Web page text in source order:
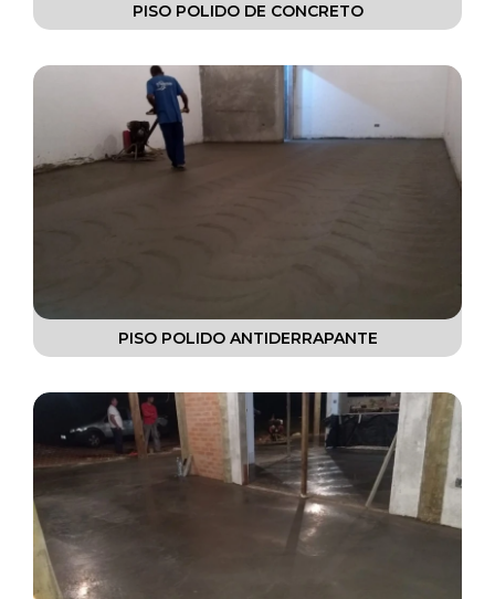
PISO POLIDO DE CONCRETO
PISO POLIDO ANTIDERRAPANTE